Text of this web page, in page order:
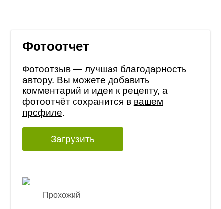
Фотоотчет
Фотоотзыв — лучшая благодарность
автору. Вы можете добавить
комментарий и идеи к рецепту, а
фотоотчёт сохранится в вашем
профиле.
Загрузить
Прохожий